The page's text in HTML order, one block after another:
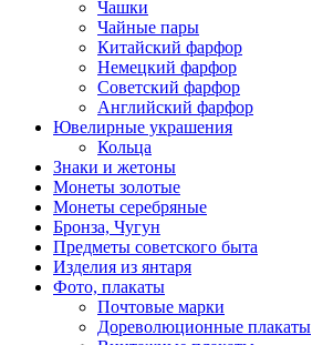
Чашки
Чайные пары
Китайский фарфор
Немецкий фарфор
Советский фарфор
Английский фарфор
Ювелирные украшения
Кольца
Знаки и жетоны
Монеты золотые
Монеты серебряные
Бронза, Чугун
Предметы советского быта
Изделия из янтаря
Фото, плакаты
Почтовые марки
Дореволюционные плакаты